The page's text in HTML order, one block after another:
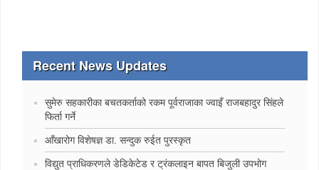
Recent News Updates
सुमेरु सहकारीका बचतकर्ताको रकम पूर्वराजाका ज्वाइँ राजबहादुर सिंहले
फिर्ता गर्ने
‍आँखारोग विशेषज्ञ डा. सन्दुक रुईत पुरस्कृत
विद्युत प्राधिकरणले डेडिकेटेड र ट्रंकलाइन बापत बिजुली उपभोग